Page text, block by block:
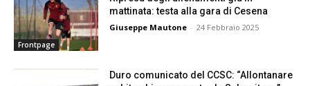
Frontpage
mattinata: testa alla gara di Cesena
Giuseppe Mautone - 24 Febbraio 2025
Duro comunicato del CCSC: “Allontanare